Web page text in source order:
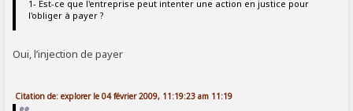
1- Est-ce que l'entreprise peut intenter une action en justice pour
l'obliger à payer ?
Oui, l’injection de payer
Citation de: explorer le 04 février 2009, 11:19:23 am 11:19